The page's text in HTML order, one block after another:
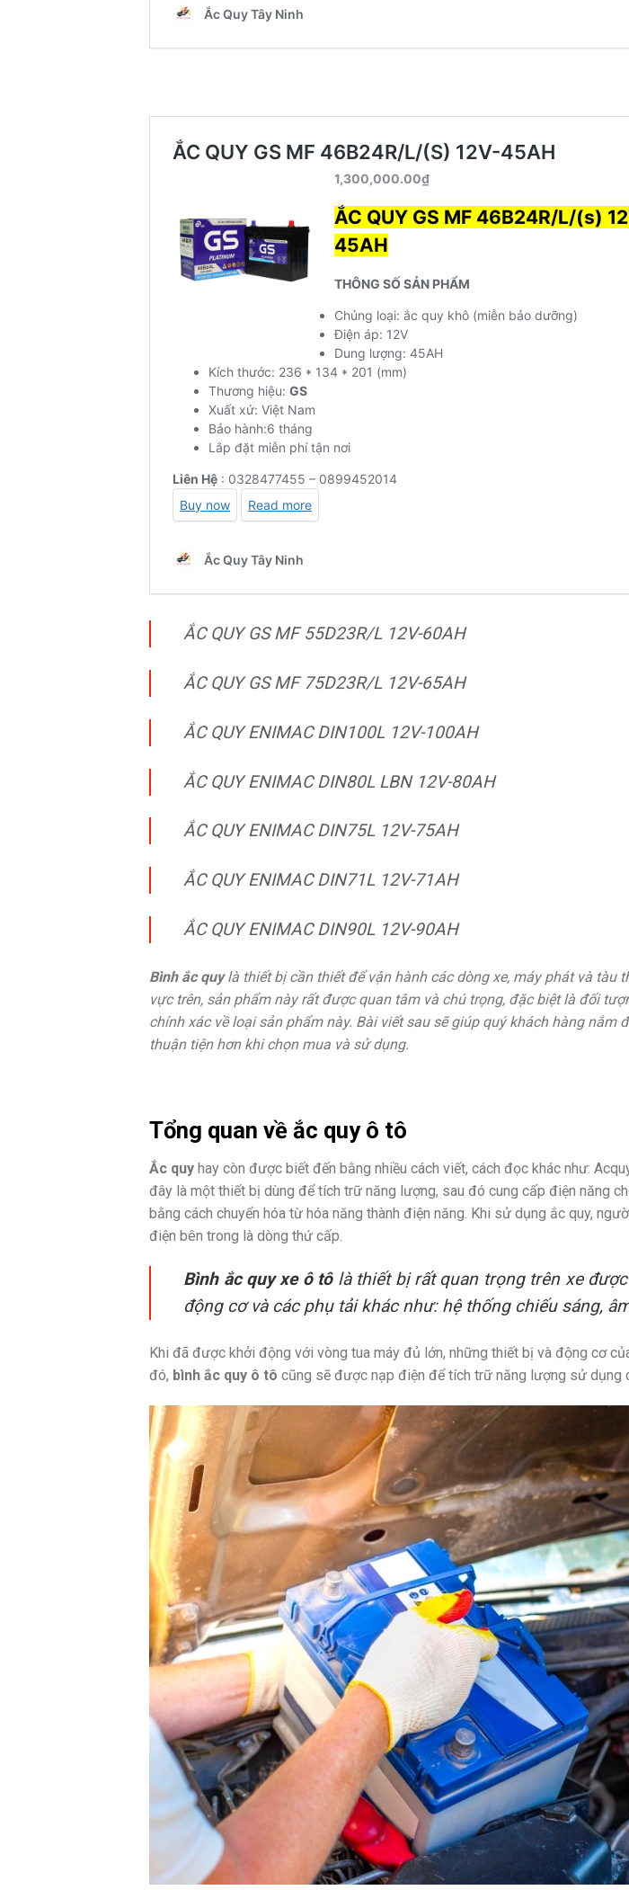
ẮC QUY GS MF 55D23R/L 12V-60AH
ẮC QUY GS MF 75D23R/L 12V-65AH
ẮC QUY ENIMAC DIN100L 12V-100AH
ẮC QUY ENIMAC DIN80L LBN 12V-80AH
ẮC QUY ENIMAC DIN75L 12V-75AH
ẮC QUY ENIMAC DIN71L 12V-71AH
ẮC QUY ENIMAC DIN90L 12V-90AH
Bình ắc quylà thiết bị cần thiết để vận hành các dòng xe, máy phát và tàu
vực trên, sản phẩm này rất được quan tâm và chú trọng, đặc biệt là đối
chính xác về loại sản phẩm này. Bài viết sau sẽ giúp quý khách hàng nắm
thuận tiện hơn khi chọn mua và sử dụng.
Tổng quan về ắc quy ô tô
Ắc quy hay còn được biết đến bằng nhiều cách viết, cách đọc khác như:
đây là một thiết bị dùng để tích trữ năng lượng, sau đó cung cấp điện năng
bằng cách chuyển hóa từ hóa năng thành điện năng. Khi sử dụng ắc quy,
điện bên trong là dòng thứ cấp.
Bình ắc quy xe ô tôlà thiết bị rất quan trọng trên xe
động cơ và các phụ tải khác như: hệ thống chiếu sáng,
Khi đã được khởi động với vòng tua máy đủ lớn, những thiết bị và động cơ
đó, bình ắc quy ô tô cũng sẽ được nạp điện để tích trữ năng lượng sử dụng